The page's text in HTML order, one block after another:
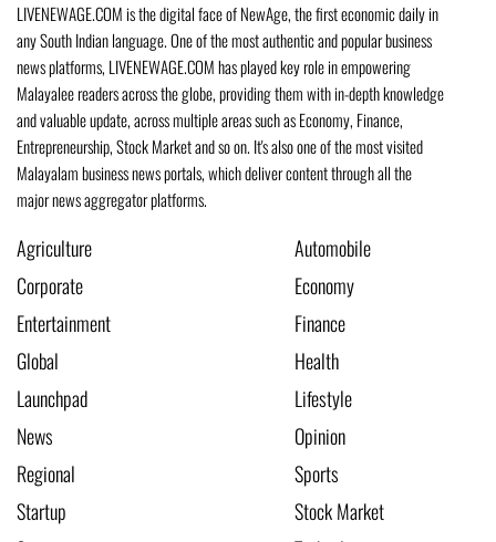
LIVENEWAGE.COM is the digital face of NewAge, the first economic daily in
any South Indian language. One of the most authentic and popular business
news platforms, LIVENEWAGE.COM has played key role in empowering
Malayalee readers across the globe, providing them with in-depth knowledge
and valuable update, across multiple areas such as Economy, Finance,
Entrepreneurship, Stock Market and so on. It's also one of the most visited
Malayalam business news portals, which deliver content through all the
major news aggregator platforms.
Agriculture
Automobile
Corporate
Economy
Entertainment
Finance
Global
Health
Launchpad
Lifestyle
News
Opinion
Regional
Sports
Startup
Stock Market